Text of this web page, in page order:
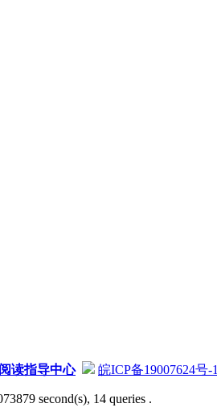
读指导中心 皖ICP备19007624号-1
second(s), 14 queries .